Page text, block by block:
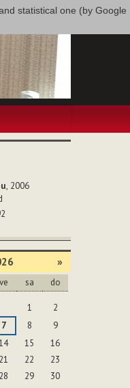
statistical one (by Google
, 2006
»
ve sa do
1
2
7 8
9
15
16
21 22
23
28 29
30